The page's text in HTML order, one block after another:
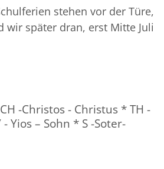
stehen vor der Türe,
wir später dran, erst Mitte Juli
-Christos - Christus * TH -
Yios – Sohn * S -Soter-